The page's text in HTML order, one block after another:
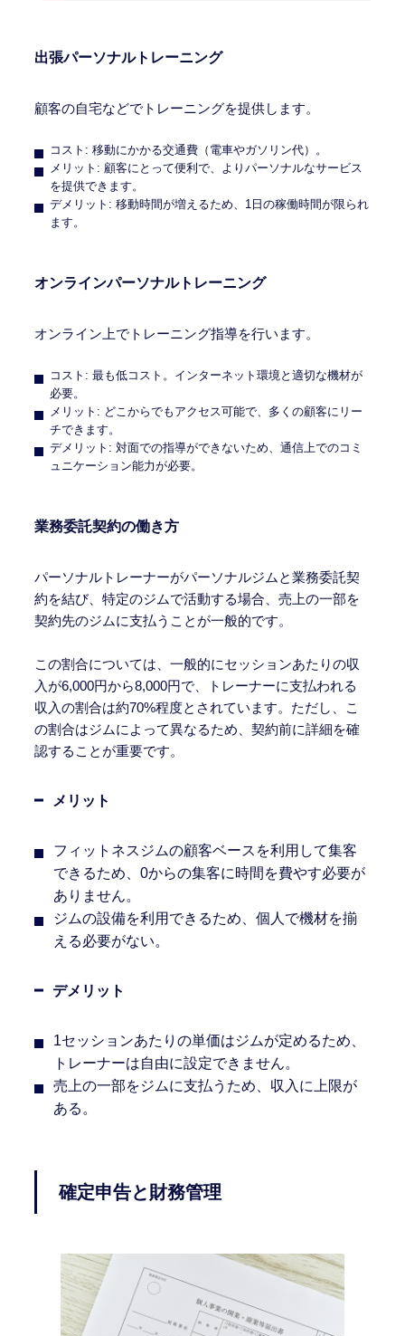
出張パーソナルトレーニング
顧客の自宅などでトレーニングを提供します。
コスト: 移動にかかる交通費（電車やガソリン代）。
メリット: 顧客にとって便利で、よりパーソナルなサービス
を提供できます。
デメリット: 移動時間が増えるため、1日の稼働時間が限られ
ます。
オンラインパーソナルトレーニング
オンライン上でトレーニング指導を行います。
コスト: 最も低コスト。インターネット環境と適切な機材が
必要。
メリット: どこからでもアクセス可能で、多くの顧客にリー
チできます。
デメリット: 対面での指導ができないため、通信上でのコミ
ュニケーション能力が必要。
業務委託契約の働き方
パーソナルトレーナーがパーソナルジムと業務委託契
約を結び、特定のジムで活動する場合、売上の一部を
契約先のジムに支払うことが一般的です。
この割合については、一般的にセッションあたりの収
入が6,000円から8,000円で、トレーナーに支払われる
収入の割合は約70%程度とされています。ただし、こ
の割合はジムによって異なるため、契約前に詳細を確
認することが重要です。
メリット
フィットネスジムの顧客ベースを利用して集客
できるため、0からの集客に時間を費やす必要が
ありません。
ジムの設備を利用できるため、個人で機材を揃
える必要がない。
デメリット
1セッションあたりの単価はジムが定めるため、
トレーナーは自由に設定できません。
売上の一部をジムに支払うため、収入に上限が
ある。
確定申告と財務管理